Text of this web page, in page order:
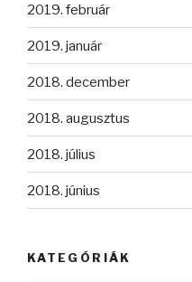
2019. február
2019. január
2018. december
2018. augusztus
2018. július
2018. június
KATEGÓRIÁK